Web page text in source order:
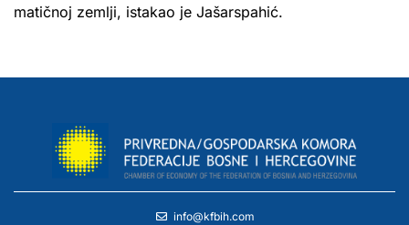
matičnoj zemlji, istakao je Jašarspahić.
info@kfbih.com